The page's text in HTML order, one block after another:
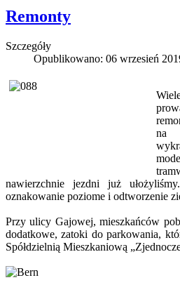
Remonty
Szczegóły
Opublikowano: 06 wrzesień
na
nawierzchnie jezdni już
oznakowanie poziome i odtworzenie
Przy ulicy Gajowej, mieszkańców
dodatkowe, zatoki do parkowania,
Spółdzielnią Mieszkaniową